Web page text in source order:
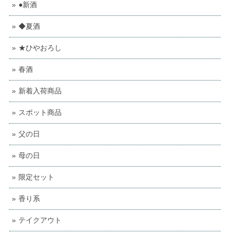
●新酒
◆夏酒
★ひやおろし
春酒
新着入荷商品
スポット商品
父の日
母の日
限定セット
香り系
テイクアウト